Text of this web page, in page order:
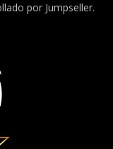
por Jumpseller.